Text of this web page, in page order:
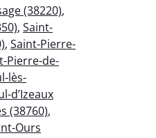
(38220),
, Saint-
, Saint-Pierre-
Pierre-de-
lès-
d’Izeaux
(38760),
Ours